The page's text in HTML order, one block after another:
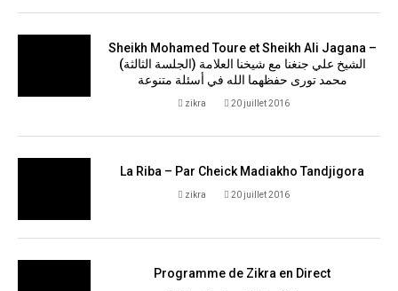
Sheikh Mohamed Toure et Sheikh Ali Jagana –
(الجلسة الثالثة) الشيخ علي جنغنا مع شيخنا العلامة
محمد تورى حفظهما الله في أسئلة متنوعة
zikra 20 juillet 2016
La Riba – Par Cheick Madiakho Tandjigora
zikra 20 juillet 2016
Programme de Zikra en Direct